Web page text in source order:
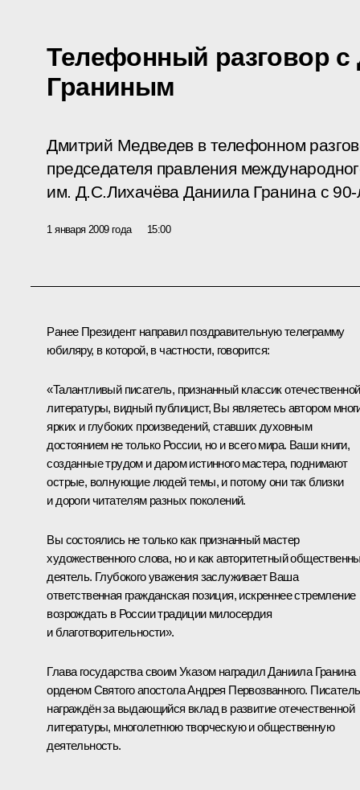
Телефонный разговор
Граниным
Дмитрий Медведев в телефонном
председателя правления
им. Д.С.Лихачёва Даниила Гранина с 90-
1 января 2009 года 15:00
Ранее Президент направил поздравительную телеграмму
юбиляру, в которой, в частности, говорится:
«Талантливый писатель, признанный классик отечественной
литературы, видный публицист, Вы являетесь автором
ярких и глубоких произведений, ставших духовным
достоянием не только России, но и всего мира. Ваши книги,
созданные трудом и даром истинного мастера, поднимают
острые, волнующие людей темы, и потому они так близки
и дороги читателям разных поколений.
Вы состоялись не только как признанный мастер
художественного слова, но и как авторитетный
деятель. Глубокого уважения заслуживает Ваша
ответственная гражданская позиция, искреннее стремление
возрождать в России традиции милосердия
и благотворительности».
Глава государства своим Указом наградил Даниила Гранина
орденом Святого апостола Андрея Первозванного. Писатель
награждён за выдающийся вклад в развитие отечественной
литературы, многолетнюю творческую и общественную
деятельность.